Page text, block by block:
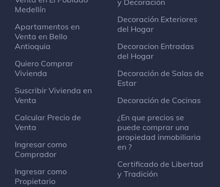
Medellín
Apartamentos en
Venta en Bello
Antioquia
Quiero Comprar
Vivienda
Suscribir Vivienda en
Venta
Calcular Precio de
Venta
Ingresar como
Comprador
Ingresar como
Propietario
y Decoración
Decoración Exteriores
del Hogar
Decoracion Entradas
del Hogar
Decoración de Salas de
Estar
Decoración de Cocinas
¿En que precios se
puede comprar una
propiedad inmobiliaria
en ?
Certificado de Libertad
y Tradición